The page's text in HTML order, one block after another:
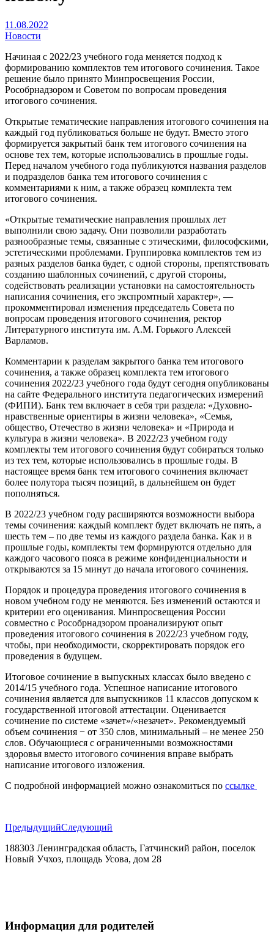
11.08.2022
Новости
Начиная с 2022/23 учебного года меняется подход к
формированию комплектов тем итогового сочинения. Такое
решение было принято Минпросвещения России,
Рособрнадзором и Советом по вопросам проведения
итогового сочинения.
Открытые тематические направления итогового сочинения на
каждый год публиковаться больше не будут. Вместо этого
формируется закрытый банк тем итогового сочинения на
основе тех тем, которые использовались в прошлые годы.
Перед началом учебного года публикуются названия разделов
и подразделов банка тем итогового сочинения с
комментариями к ним, а также образец комплекта тем
итогового сочинения.
«Открытые тематические направления прошлых лет
выполнили свою задачу. Они позволили разработать
разнообразные темы, связанные с этическими, философскими,
эстетическими проблемами. Группировка комплектов тем из
разных разделов банка будет, с одной стороны, препятствовать
созданию шаблонных сочинений, с другой стороны,
содействовать реализации установки на самостоятельность
написания сочинения, его экспромтный характер», —
прокомментировал изменения председатель Совета по
вопросам проведения итогового сочинения, ректор
Литературного института им. А.М. Горького Алексей
Варламов.
Комментарии к разделам закрытого банка тем итогового
сочинения, а также образец комплекта тем итогового
сочинения 2022/23 учебного года будут сегодня опубликованы
на сайте Федерального института педагогических измерений
(ФИПИ). Банк тем включает в себя три раздела: «Духовно-
нравственные ориентиры в жизни человека», «Семья,
общество, Отечество в жизни человека» и «Природа и
культура в жизни человека». В 2022/23 учебном году
комплекты тем итогового сочинения будут собираться только
из тех тем, которые использовались в прошлые годы. В
настоящее время банк тем итогового сочинения включает
более полутора тысяч позиций, в дальнейшем он будет
пополняться.
В 2022/23 учебном году расширяются возможности выбора
темы сочинения: каждый комплект будет включать не пять, а
шесть тем – по две темы из каждого раздела банка. Как и в
прошлые годы, комплекты тем формируются отдельно для
каждого часового пояса в режиме конфиденциальности и
открываются за 15 минут до начала итогового сочинения.
Порядок и процедура проведения итогового сочинения в
новом учебном году не меняются. Без изменений остаются и
критерии его оценивания. Минпросвещения России
совместно с Рособрнадзором проанализируют опыт
проведения итогового сочинения в 2022/23 учебном году,
чтобы, при необходимости, скорректировать порядок его
проведения в будущем.
Итоговое сочинение в выпускных классах было введено с
2014/15 учебного года. Успешное написание итогового
сочинения является для выпускников 11 классов допуском к
государственной итоговой аттестации. Оценивается
сочинение по системе «зачет»/«незачет». Рекомендуемый
объем сочинения − от 350 слов, минимальный – не менее 250
слов. Обучающиеся с ограниченными возможностями
здоровья вместо итогового сочинения вправе выбрать
написание итогового изложения.
С подробной информацией можно ознакомиться по ссылке
ПредыдущийСледующий
188303 Ленинградская область, Гатчинский район, поселок
Новый Учхоз, площадь Усова, дом 28
Информация для родителей